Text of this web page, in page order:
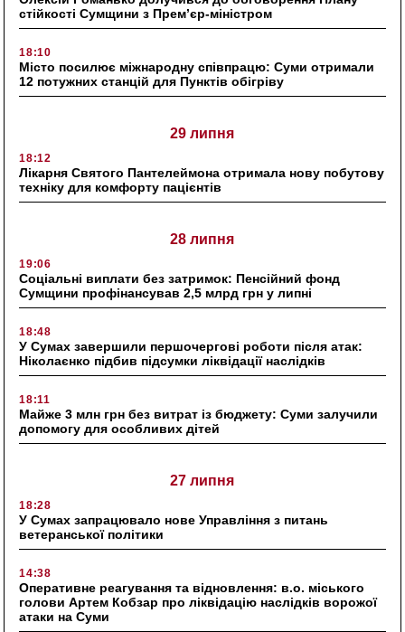
стійкості Сумщини з Прем’єр-міністром
18:10
Місто посилює міжнародну співпрацю: Суми отримали
12 потужних станцій для Пунктів обігріву
29 липня
18:12
Лікарня Святого Пантелеймона отримала нову побутову
техніку для комфорту пацієнтів
28 липня
19:06
Соціальні виплати без затримок: Пенсійний фонд
Сумщини профінансував 2,5 млрд грн у липні
18:48
У Сумах завершили першочергові роботи після атак:
Ніколаєнко підбив підсумки ліквідації наслідків
18:11
Майже 3 млн грн без витрат із бюджету: Суми залучили
допомогу для особливих дітей
27 липня
18:28
У Сумах запрацювало нове Управління з питань
ветеранської політики
14:38
Оперативне реагування та відновлення: в.о. міського
голови Артем Кобзар про ліквідацію наслідків ворожої
атаки на Суми